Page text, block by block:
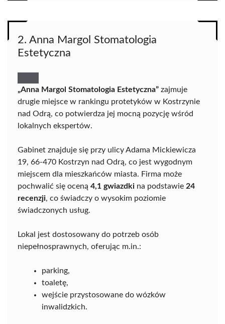
2. Anna Margol Stomatologia
Estetyczna
„Anna Margol Stomatologia Estetyczna” zajmuje
drugie miejsce w rankingu protetyków w Kostrzynie
nad Odrą, co potwierdza jej mocną pozycję wśród
lokalnych ekspertów.
Gabinet znajduje się przy ulicy Adama Mickiewicza
19, 66-470 Kostrzyn nad Odrą, co jest wygodnym
miejscem dla mieszkańców miasta. Firma może
pochwalić się oceną 4,1 gwiazdki na podstawie 24
recenzji, co świadczy o wysokim poziomie
świadczonych usług.
Lokal jest dostosowany do potrzeb osób
niepełnosprawnych, oferując m.in.:
parking,
toaletę,
wejście przystosowane do wózków
inwalidzkich.